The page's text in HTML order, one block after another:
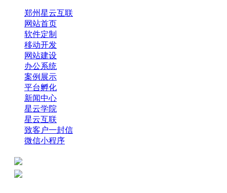
郑州星云互联
网站首页
软件定制
移动开发
网站建设
办公系统
案例展示
平台孵化
新闻中心
星云学院
星云互联
致客户一封信
微信小程序